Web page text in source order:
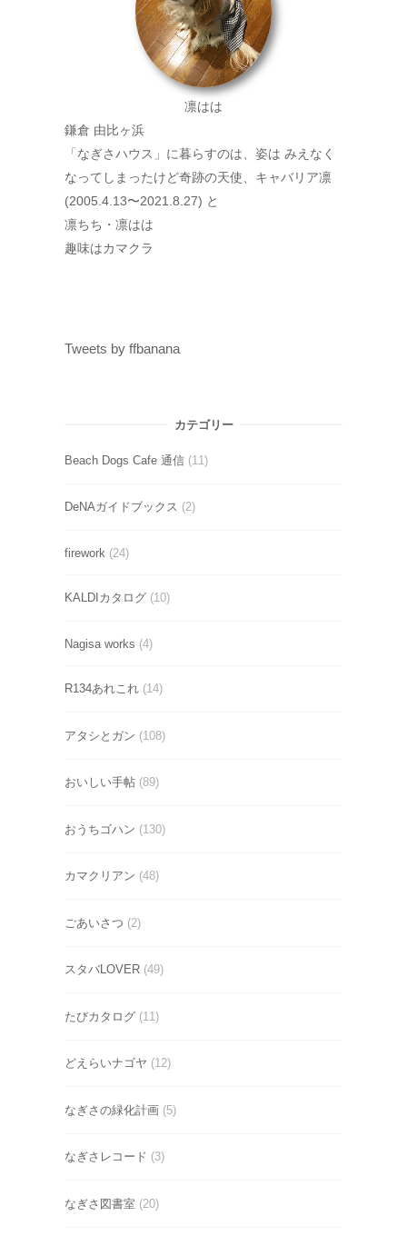
凛はは
鎌倉 由比ヶ浜
「なぎさハウス」に暮らすのは、姿は みえなく
なってしまったけど奇跡の天使、キャバリア凛
(2005.4.13〜2021.8.27) と
凛ちち・凛はは
趣味はカマクラ
Tweets by ffbanana
カテゴリー
Beach Dogs Cafe 通信 (11)
DeNAガイドブックス (2)
firework (24)
KALDIカタログ (10)
Nagisa works (4)
R134あれこれ (14)
アタシとガン (108)
おいしい手帖 (89)
おうちゴハン (130)
カマクリアン (48)
ごあいさつ (2)
スタバLOVER (49)
たびカタログ (11)
どえらいナゴヤ (12)
なぎさの緑化計画 (5)
なぎさレコード (3)
なぎさ図書室 (20)